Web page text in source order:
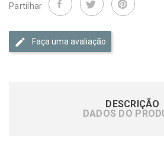
Partilhar
Faça uma avaliação
DESCRIÇÃO
DADOS DO